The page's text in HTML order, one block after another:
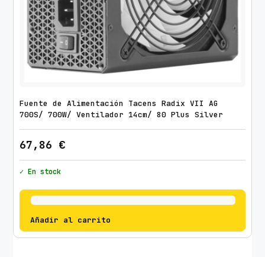
Fuente de Alimentación Tacens Radix VII AG
700S/ 700W/ Ventilador 14cm/ 80 Plus Silver
67,86 €
✓ En stock
Añadir al carrito